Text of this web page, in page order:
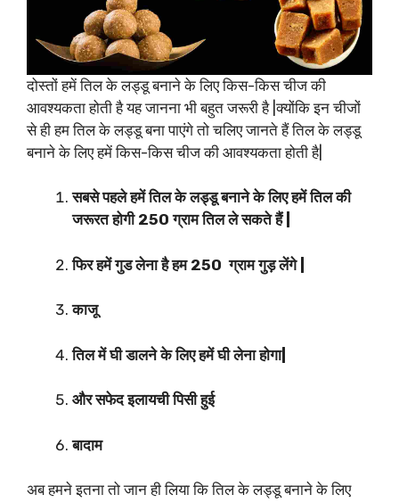
दोस्तों हमें तिल के लड्डू बनाने के लिए किस-किस चीज की
आवश्यकता होती है यह जानना भी बहुत जरूरी है |क्योंकि इन चीजों
से ही हम तिल के लड्डू बना पाएंगे तो चलिए जानते हैं तिल के लड्डू
बनाने के लिए हमें किस-किस चीज की आवश्यकता होती है|
सबसे पहले हमें तिल के लड्डू बनाने के लिए हमें तिल की
जरूरत होगी 250 ग्राम तिल ले सकते हैं |
फिर हमें गुड लेना है हम 250 ग्राम गुड़ लेंगे |
काजू
तिल में घी डालने के लिए हमें घी लेना होगा|
और सफेद इलायची पिसी हुई
बादाम
अब हमने इतना तो जान ही लिया कि तिल के लड्डू बनाने के लिए